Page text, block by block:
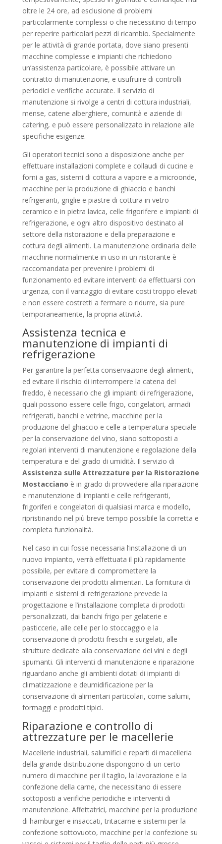
oltre le 24 ore, ad esclusione di problemi
particolarmente complessi o che necessitino di tempo
per reperire particolari pezzi di ricambio. Specialmente
per le attività di grande portata, dove siano presenti
macchine complesse e impianti che richiedono
un’assistenza particolare, è possibile attivare un
contratto di manutenzione, e usufruire di controlli
periodici e verifiche accurate. Il servizio di
manutenzione si rivolge a centri di cottura industriali,
mense, catene alberghiere, comunità e aziende di
catering, e può essere personalizzato in relazione alle
specifiche esigenze.
Gli operatori tecnici sono a disposizione anche per
effettuare installazioni complete e collaudi di cucine e
forni a gas, sistemi di cottura a vapore e a microonde,
macchine per la produzione di ghiaccio e banchi
refrigeranti, griglie e piastre di cottura in vetro
ceramico e in pietra lavica, celle frigorifere e impianti di
refrigerazione, e ogni altro dispositivo destinato al
settore della ristorazione e della preparazione e
cottura degli alimenti. La manutenzione ordinaria delle
macchine normalmente in uso in un ristorante è
raccomandata per prevenire i problemi di
funzionamento ed evitare interventi da effettuarsi con
urgenza, con il vantaggio di evitare costi troppo elevati
e non essere costretti a fermare o ridurre, sia pure
temporaneamente, la propria attività.
Assistenza tecnica e
manutenzione di impianti di
refrigerazione
Per garantire la perfetta conservazione degli alimenti,
ed evitare il rischio di interrompere la catena del
freddo, è necessario che gli impianti di refrigerazione,
quali possono essere celle frigo, congelatori, armadi
refrigerati, banchi e vetrine, macchine per la
produzione del ghiaccio e celle a temperatura speciale
per la conservazione del vino, siano sottoposti a
regolari interventi di manutenzione e regolazione della
temperatura e del grado di umidità. Il servizio di
Assistenza sulle Attrezzature per la Ristorazione
Mostacciano è in grado di provvedere alla riparazione
e manutenzione di impianti e celle refrigeranti,
frigoriferi e congelatori di qualsiasi marca e modello,
ripristinando nel più breve tempo possibile la corretta e
completa funzionalità.
Nel caso in cui fosse necessaria l’installazione di un
nuovo impianto, verrà effettuata il più rapidamente
possibile, per evitare di compromettere la
conservazione dei prodotti alimentari. La fornitura di
impianti e sistemi di refrigerazione prevede la
progettazione e l’installazione completa di prodotti
personalizzati, dai banchi frigo per gelaterie e
pasticcerie, alle celle per lo stoccaggio e la
conservazione di prodotti freschi e surgelati, alle
strutture dedicate alla conservazione dei vini e degli
spumanti. Gli interventi di manutenzione e riparazione
riguardano anche gli ambienti dotati di impianti di
climatizzazione e deumidificazione per la
conservazione di alimentari particolari, come salumi,
formaggi e prodotti tipici.
Riparazione e controllo di
attrezzature per le macellerie
Macellerie industriali, salumifici e reparti di macelleria
della grande distribuzione dispongono di un certo
numero di macchine per il taglio, la lavorazione e la
confezione della carne, che necessitano di essere
sottoposti a verifiche periodiche e interventi di
manutenzione. Affettatrici, macchine per la produzione
di hamburger e insaccati, tritacarne e sistemi per la
confezione sottovuoto, macchine per la confezione su